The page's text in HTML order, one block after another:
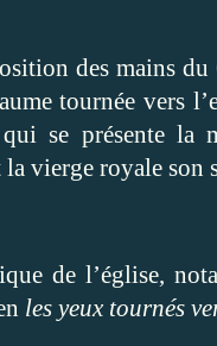
des mains
tournée vers
se présente la
vierge royale son
de l’église,
les yeux tournés